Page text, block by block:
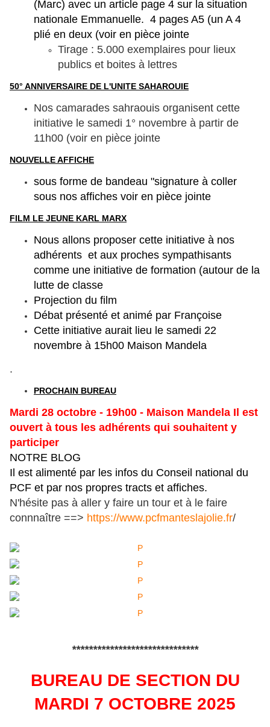
(Marc) avec un article page 4 sur la situation
nationale Emmanuelle. 4 pages A5 (un A 4
plié en deux (voir en pièce jointe
Tirage : 5.000 exemplaires pour lieux
publics et boites à lettres
50° ANNIVERSAIRE DE L'UNITE SAHAROUIE
Nos camarades sahraouis organisent cette
initiative le samedi 1° novembre à partir de
11h00 (voir en pièce jointe
NOUVELLE AFFICHE
sous forme de bandeau "signature à coller
sous nos affiches voir en pièce jointe
FILM LE JEUNE KARL MARX
Nous allons proposer cette initiative à nos
adhérents et aux proches sympathisants
comme une initiative de formation (autour de la
lutte de classe
Projection du film
Débat présenté et animé par Françoise
Cette initiative aurait lieu le samedi 22
novembre à 15h00 Maison Mandela
.
PROCHAIN BUREAU
Mardi 28 octobre - 19h00 - Maison Mandela Il est
ouvert à tous les adhérents qui souhaitent y
participer
NOTRE BLOG
Il est alimenté par les infos du Conseil national du
PCF et par nos propres tracts et affiches.
N'hésite pas à aller y faire un tour et à le faire
connnaître ==> https://www.pcfmanteslajolie.fr/
******************************
BUREAU DE SECTION DU
MARDI 7 OCTOBRE 2025